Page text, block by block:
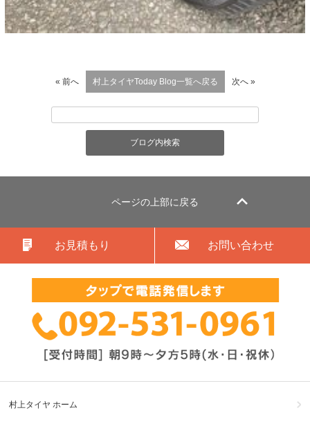
« 前へ 村上タイヤToday Blog一覧へ戻る 次へ »
ページの上部に戻る
お見積もり お問い合わせ
村上タイヤ ホーム